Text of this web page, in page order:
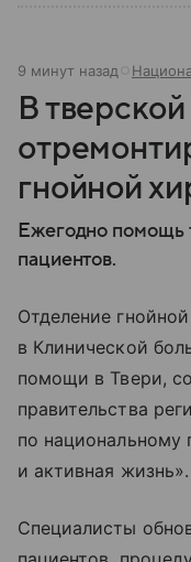
9 минут назад
В
гнойной
Ежегодно помощь
пациентов.
Отделение
в Клинической
помощи в Твери,
правительства
по национальному
и активная жизнь».
Специалисты